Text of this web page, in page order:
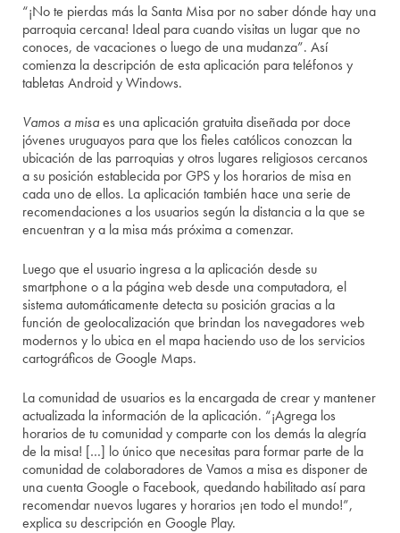
“¡No te pierdas más la Santa Misa por no saber dónde hay una
parroquia cercana! Ideal para cuando visitas un lugar que no
conoces, de vacaciones o luego de una mudanza”. Así
comienza la descripción de esta aplicación para teléfonos y
tabletas Android y Windows.
Vamos a misaes una aplicación gratuita diseñada por doce
jóvenes uruguayos para que los fieles católicos conozcan la
ubicación de las parroquias y otros lugares religiosos cercanos
a su posición establecida por GPS y los horarios de misa en
cada uno de ellos. La aplicación también hace una serie de
recomendaciones a los usuarios según la distancia a la que se
encuentran y a la misa más próxima a comenzar.
Luego que el usuario ingresa a la aplicación desde su
smartphone o a la página web desde una computadora, el
sistema automáticamente detecta su posición gracias a la
función de geolocalización que brindan los navegadores web
modernos y lo ubica en el mapa haciendo uso de los servicios
cartográficos de Google Maps.
La comunidad de usuarios es la encargada de crear y mantener
actualizada la información de la aplicación. “¡Agrega los
horarios de tu comunidad y comparte con los demás la alegría
de la misa! […] lo único que necesitas para formar parte de la
comunidad de colaboradores de Vamos a misa es disponer de
una cuenta Google o Facebook, quedando habilitado así para
recomendar nuevos lugares y horarios ¡en todo el mundo!”,
explica su descripción en Google Play.